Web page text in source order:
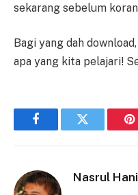
sekarang sebelum
Bagi yang dah
apa yang kita pelajari!
FacebookTwitter
Nasrul